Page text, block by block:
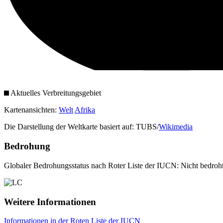
Aktuelles Verbreitungsgebiet
Kartenansichten: WeltAfrika
Die Darstellung der Weltkarte basiert auf: TUBS/Wikimedia
Bedrohung
Globaler Bedrohungsstatus nach Roter Liste der IUCN: Nicht
Weitere Informationen
Informationen in der Roten Liste der IUCN